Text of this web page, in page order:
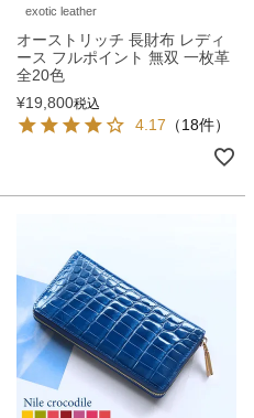
exotic leather
オーストリッチ 長財布 レディ
ース フルポイント 無双 一枚革
全20色
¥19,800税込
4.17 （18件）